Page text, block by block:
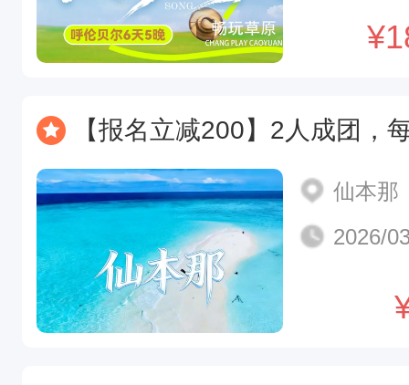
¥
【报名立减200】2人成团，每日发团【马来西亚仙本那5
仙本那
2026/